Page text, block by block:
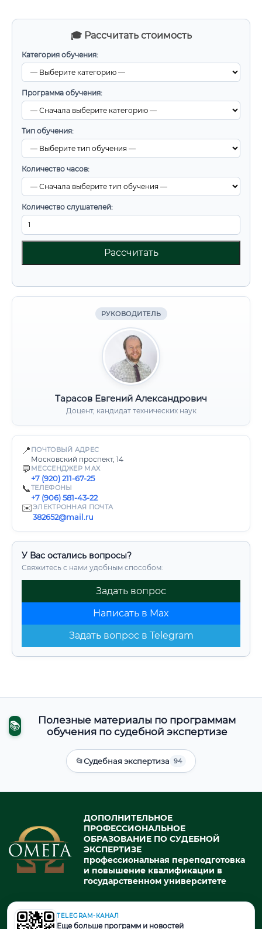
🎓 Рассчитать стоимость
Категория обучения:
Программа обучения:
Тип обучения:
Количество часов:
Количество слушателей:
Рассчитать
РУКОВОДИТЕЛЬ
Тарасов Евгений Александрович
Доцент, кандидат технических наук
📍 ПОЧТОВЫЙ АДРЕС
Московский проспект, 14
💬 МЕССЕНДЖЕР MAX
+7 (920) 211-67-25
📞ТЕЛЕФОНЫ
+7 (906) 581-43-22
✉️ЭЛЕКТРОННАЯ ПОЧТА
382652@mail.ru
У Вас остались вопросы?
Свяжитесь с нами удобным способом:
Задать вопрос
Написать в Max
Задать вопрос в Telegram
📚
Полезные материалы по программам
обучения по судебной экспертизе
📂Судебная экспертиза 94
ДОПОЛНИТЕЛЬНОЕ
ПРОФЕССИОНАЛЬНОЕ
ОБРАЗОВАНИЕ ПО СУДЕБНОЙ
ЭКСПЕРТИЗЕ
профессиональная переподготовка
и повышение квалификации в
государственном университете
© 2026. При использовании материалов портала активная ссылка
TELEGRAM-КАНАЛ
Еще больше программ и новостей